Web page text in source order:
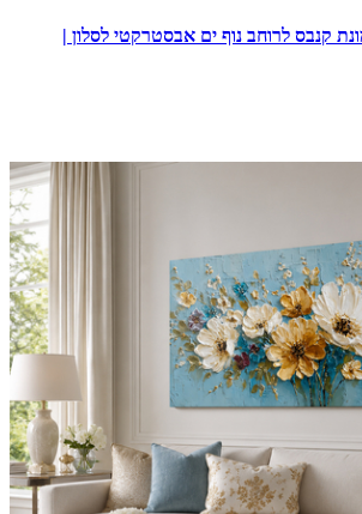
קנבס לרוחב נוף ים אבסטרקטי לסלון |